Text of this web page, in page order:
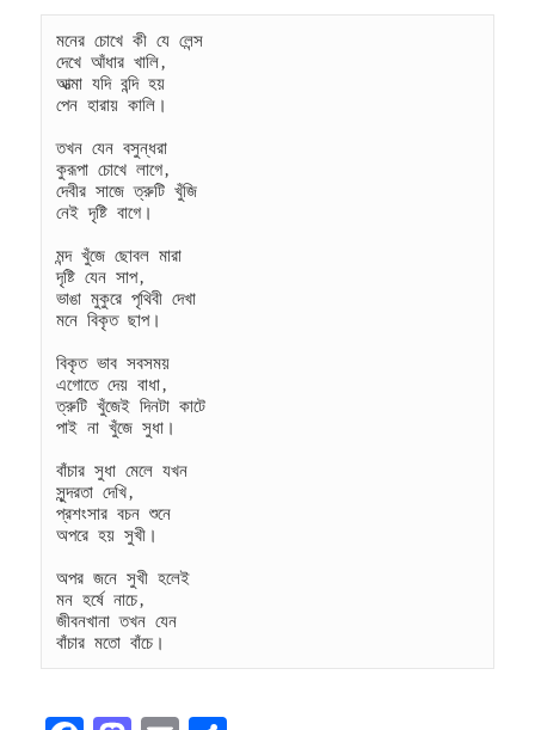
মনের চোখে কী যে লেন্স
দেখে আঁধার খালি,
আত্মা যদি বন্দি হয়
পেন হারায় কালি।
তখন যেন বসুন্ধরা
কুরূপা চোখে লাগে,
দেবীর সাজে ত্রুটি খুঁজি
নেই দৃষ্টি বাগে।
মন্দ খুঁজে ছোবল মারা
দৃষ্টি যেন সাপ,
ভাঙা মুকুরে পৃথিবী দেখা
মনে বিকৃত ছাপ।
বিকৃত ভাব সবসময়
এগোতে দেয় বাধা,
ত্রুটি খুঁজেই দিনটা কাটে
পাই না খুঁজে সুধা।
বাঁচার সুধা মেলে যখন
সুন্দরতা দেখি,
প্রশংসার বচন শুনে
অপরে হয় সুখী।
অপর জনে সুখী হলেই
মন হর্ষে নাচে,
জীবনখানা তখন যেন
বাঁচার মতো বাঁচে।